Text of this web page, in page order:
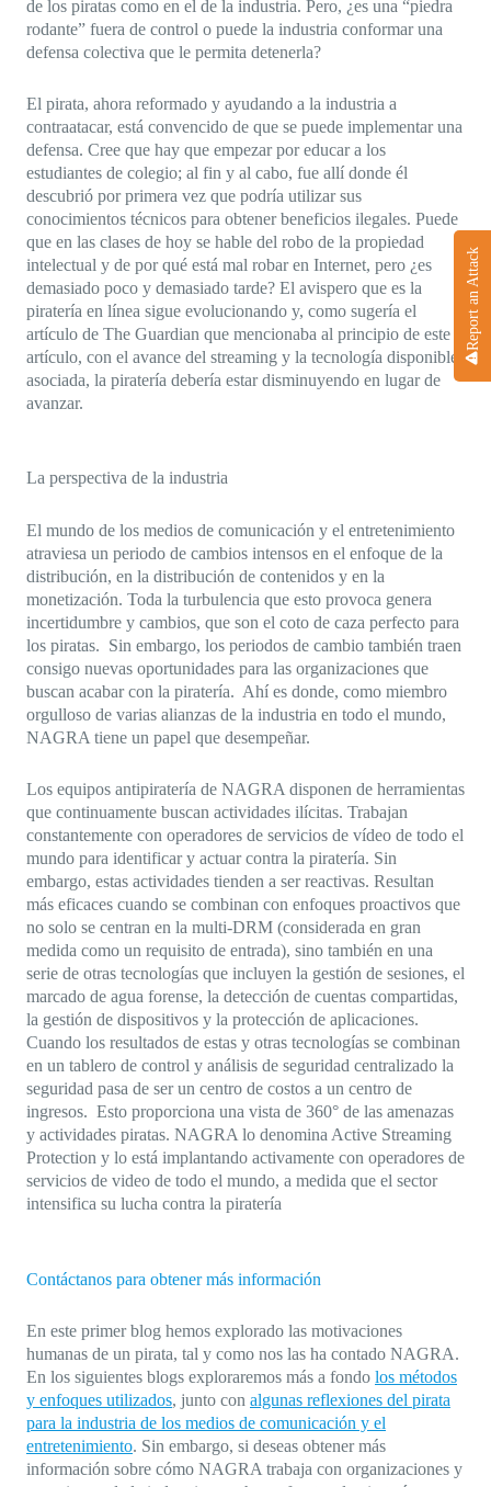
Report an Attack
de los piratas como en el de la industria. Pero, ¿es una “piedra
rodante” fuera de control o puede la industria conformar una
defensa colectiva que le permita detenerla?
El pirata, ahora reformado y ayudando a la industria a
contraatacar, está convencido de que se puede implementar una
defensa. Cree que hay que empezar por educar a los
estudiantes de colegio; al fin y al cabo, fue allí donde él
descubrió por primera vez que podría utilizar sus
conocimientos técnicos para obtener beneficios ilegales. Puede
que en las clases de hoy se hable del robo de la propiedad
intelectual y de por qué está mal robar en Internet, pero ¿es
demasiado poco y demasiado tarde? El avispero que es la
piratería en línea sigue evolucionando y, como sugería el
artículo de The Guardian que mencionaba al principio de este
artículo, con el avance del streaming y la tecnología disponible
asociada, la piratería debería estar disminuyendo en lugar de
avanzar.
La perspectiva de la industria
El mundo de los medios de comunicación y el entretenimiento
atraviesa un periodo de cambios intensos en el enfoque de la
distribución, en la distribución de contenidos y en la
monetización. Toda la turbulencia que esto provoca genera
incertidumbre y cambios, que son el coto de caza perfecto para
los piratas. Sin embargo, los periodos de cambio también traen
consigo nuevas oportunidades para las organizaciones que
buscan acabar con la piratería. Ahí es donde, como miembro
orgulloso de varias alianzas de la industria en todo el mundo,
NAGRA tiene un papel que desempeñar.
Los equipos antipiratería de NAGRA disponen de herramientas
que continuamente buscan actividades ilícitas. Trabajan
constantemente con operadores de servicios de vídeo de todo el
mundo para identificar y actuar contra la piratería. Sin
embargo, estas actividades tienden a ser reactivas. Resultan
más eficaces cuando se combinan con enfoques proactivos que
no solo se centran en la multi-DRM (considerada en gran
medida como un requisito de entrada), sino también en una
serie de otras tecnologías que incluyen la gestión de sesiones, el
marcado de agua forense, la detección de cuentas compartidas,
la gestión de dispositivos y la protección de aplicaciones.
Cuando los resultados de estas y otras tecnologías se combinan
en un tablero de control y análisis de seguridad centralizado la
seguridad pasa de ser un centro de costos a un centro de
ingresos. Esto proporciona una vista de 360° de las amenazas
y actividades piratas. NAGRA lo denomina Active Streaming
Protection y lo está implantando activamente con operadores de
servicios de video de todo el mundo, a medida que el sector
intensifica su lucha contra la piratería
Contáctanos para obtener más información
En este primer blog hemos explorado las motivaciones
humanas de un pirata, tal y como nos las ha contado NAGRA.
En los siguientes blogs exploraremos más a fondo los métodos
y enfoques utilizados, junto con algunas reflexiones del pirata
para la industria de los medios de comunicación y el
entretenimiento. Sin embargo, si deseas obtener más
información sobre cómo NAGRA trabaja con organizaciones y